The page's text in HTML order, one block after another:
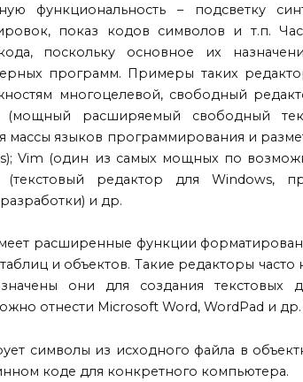
функциональность – подсветку
показ кодов символов и т.п.
поскольку основное их
программ. Примеры таких
многоцелевой, свободный
(мощный расширяемый свободный
массы языков программирования и
Vim (один из самых мощных по
(текстовый редактор для Windows,
и др.
расширенные функции
и объектов. Такие редакторы часто
они для создания текстовых
отнести Microsoft Word, WordPad и др.
символы из исходного файла в
коде для конкретного компьютера.